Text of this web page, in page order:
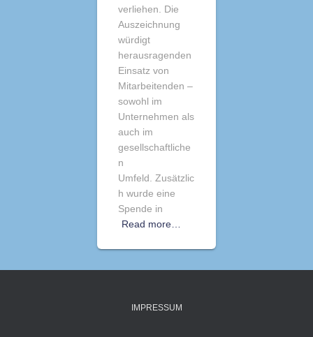
verliehen. Die
Auszeichnung
würdigt
herausragenden
Einsatz von
Mitarbeitenden –
sowohl im
Unternehmen als
auch im
gesellschaftliche
n
Umfeld. Zusätzlic
h wurde eine
Spende in
Read more…
IMPRESSUM